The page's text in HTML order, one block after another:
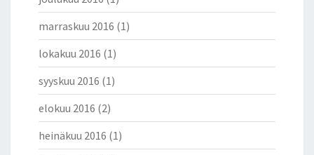
marraskuu 2016 (1)
lokakuu 2016 (1)
syyskuu 2016 (1)
elokuu 2016 (2)
heinäkuu 2016 (1)